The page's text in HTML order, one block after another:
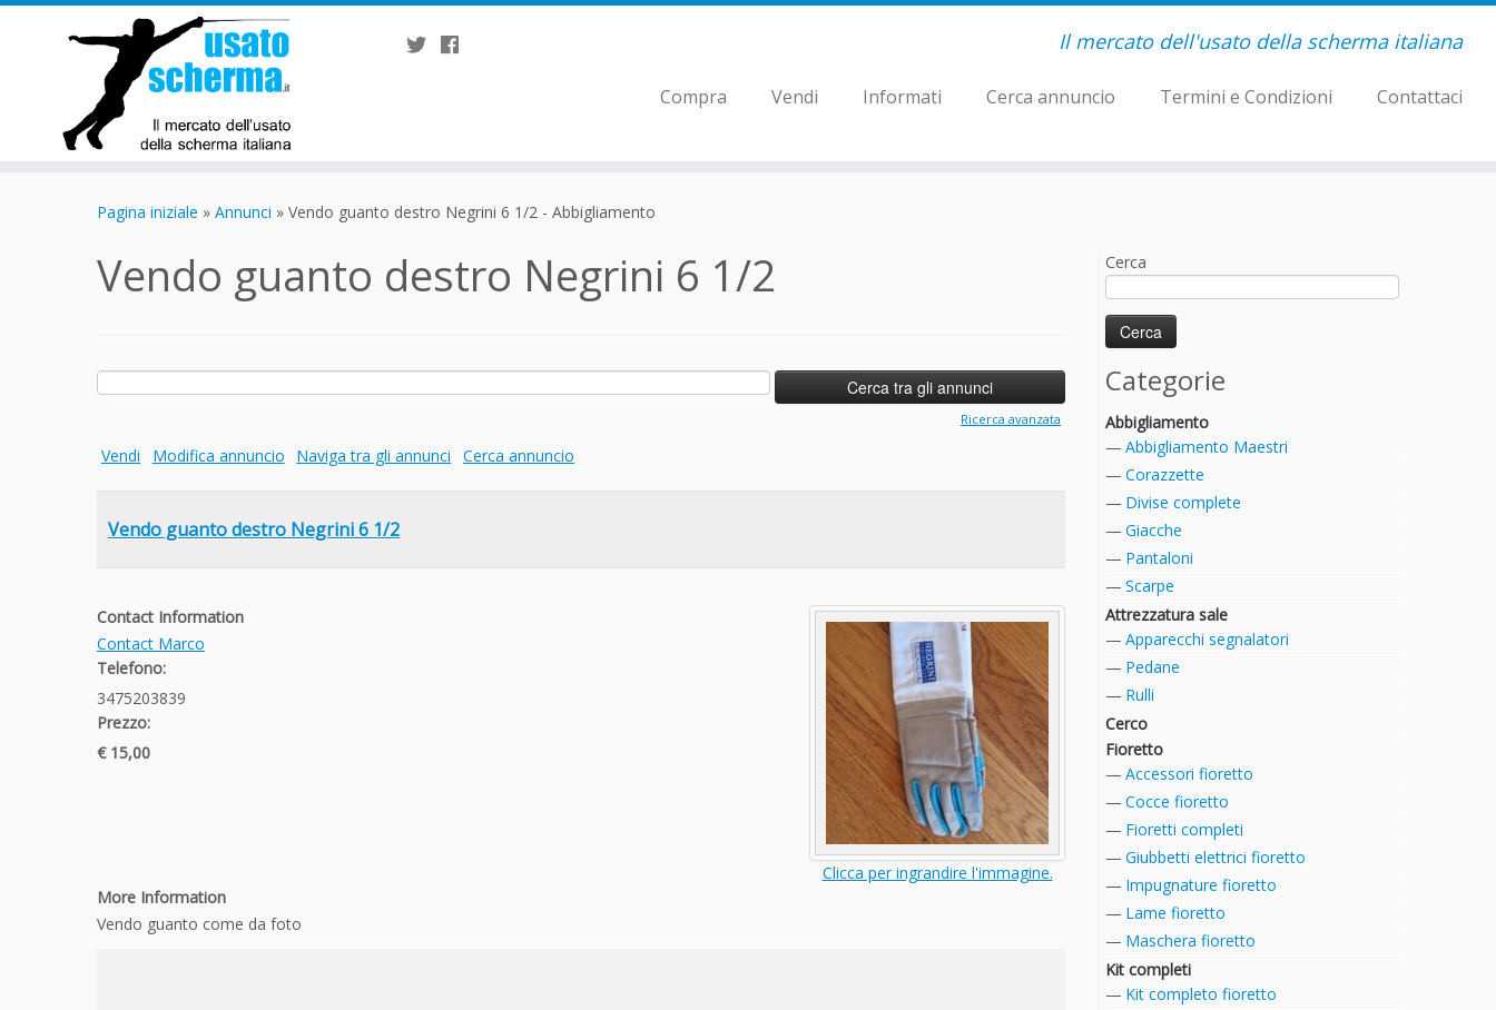
Il mercato dell'usato della scherma italiana
Compra Vendi Informati Cerca annuncio Termini e Condizioni Contattaci
Pagina iniziale » Annunci » Vendo guanto destro Negrini 6 1/2 - Abbigliamento
Vendo guanto destro Negrini 6 1/2
Ricerca
Ricerca avanzata
Vendi Modifica annuncio Naviga tra gli annunci Cerca annuncio
Vendo guanto destro Negrini 6 1/2
Clicca per ingrandire l'immagine.
Contact Information
Contact Marco
Telefono:
3475203839
Prezzo:
€ 15,00
More Information
Vendo guanto come da foto
Cerca
Categorie
Abbigliamento
Abbigliamento Maestri
Corazzette
Divise complete
Giacche
Pantaloni
Scarpe
Attrezzatura sale
Apparecchi segnalatori
Pedane
Rulli
Cerco
Fioretto
Accessori fioretto
Cocce fioretto
Fioretti completi
Giubbetti elettrici fioretto
Impugnature fioretto
Lame fioretto
Maschera fioretto
Kit completi
Kit completo fioretto